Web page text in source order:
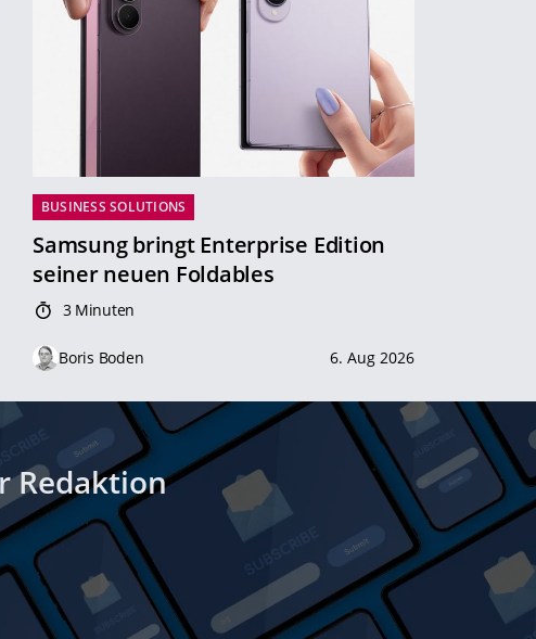
BUSINESS SOLUTIONS
Samsung bringt Enterprise Edition
seiner neuen Foldables
3 Minuten
Boris Boden 6. Aug 2026
Redaktion